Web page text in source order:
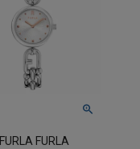
FURLA FURLA